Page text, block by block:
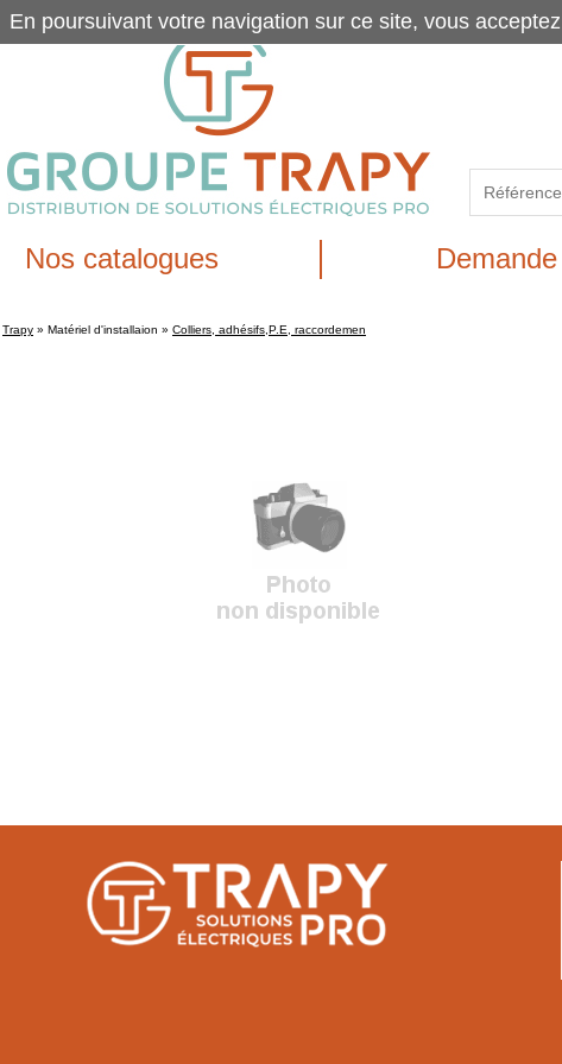
Nos catalogues
Trapy » Matériel d'installaion » Colliers, adhésifs,P.E, raccordemen
En poursuivant votre navigation sur ce site, vous